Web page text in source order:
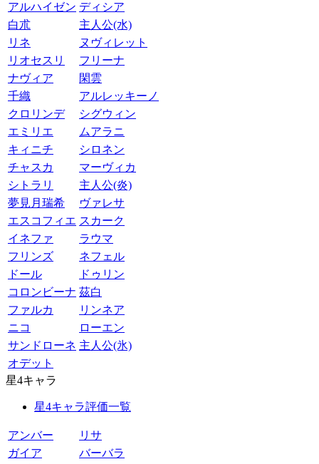
アルハイゼン ディシア
白朮
主人公(水)
リネ
ヌヴィレット
リオセスリ
フリーナ
ナヴィア
閑雲
千織
アルレッキーノ
クロリンデ
シグウィン
エミリエ
ムアラニ
キィニチ
シロネン
チャスカ
マーヴィカ
シトラリ
主人公(炎)
夢見月瑞希
ヴァレサ
エスコフィエ スカーク
イネファ
ラウマ
フリンズ
ネフェル
ドール
ドゥリン
コロンビーナ 茲白
ファルカ
リンネア
ニコ
ローエン
サンドローネ 主人公(氷)
オデット
星4キャラ
星4キャラ評価一覧
アンバー
リサ
ガイア
バーバラ